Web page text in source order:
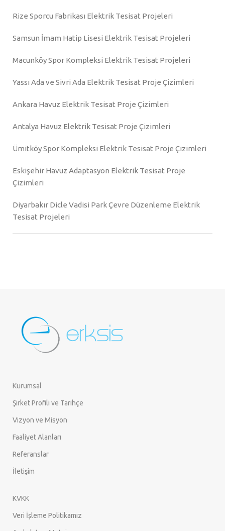
Rize Sporcu Fabrikası Elektrik Tesisat Projeleri
Samsun İmam Hatip Lisesi Elektrik Tesisat Projeleri
Macunköy Spor Kompleksi Elektrik Tesisat Projeleri
Yassı Ada ve Sivri Ada Elektrik Tesisat Proje Çizimleri
Ankara Havuz Elektrik Tesisat Proje Çizimleri
Antalya Havuz Elektrik Tesisat Proje Çizimleri
Ümitköy Spor Kompleksi Elektrik Tesisat Proje Çizimleri
Eskişehir Havuz Adaptasyon Elektrik Tesisat Proje
Çizimleri
Diyarbakır Dicle Vadisi Park Çevre Düzenleme Elektrik
Tesisat Projeleri
Kurumsal
Şirket Profili ve Tarihçe
Vizyon ve Misyon
Faaliyet Alanları
Referanslar
İletişim
KVKK
Veri İşleme Politikamız